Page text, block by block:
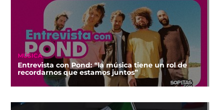
MÚSICA
Entrevista con Pond: “la música tiene un rol de
recordarnos que estamos juntos”